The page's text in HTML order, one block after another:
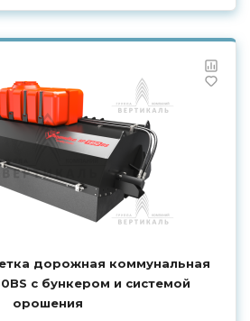
дорожная коммунальная
с бункером и системой
орошения